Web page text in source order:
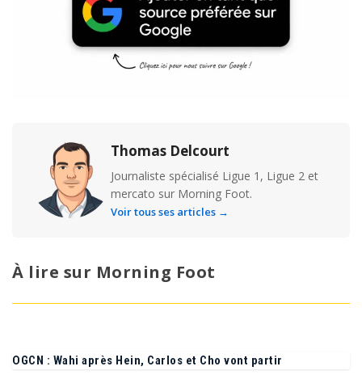
Thomas Delcourt
Journaliste spécialisé Ligue 1, Ligue 2 et
mercato sur Morning Foot.
Voir tous ses articles →
À lire sur Morning Foot
OGCN : Wahi après Hein, Carlos et Cho vont partir